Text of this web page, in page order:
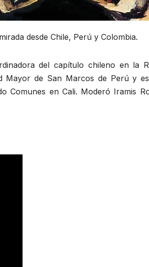
desde Chile, Perú y Colombia.
del capítulo chileno en la
de San Marcos de Perú y
Comunes en Cali. Moderó Iramis